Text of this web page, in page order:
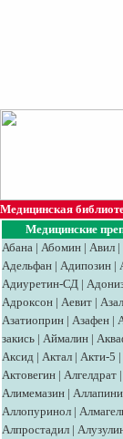
Медицинская
Медицинские
Абана | Абомин | Авил |
Адельфан | Адипозин |
Адиуретин-СД |
Адроксон | Аевит |
Азатиоприн | Азафен |
закись | Аймалин |
Аксид | Aктaл | Акти-5 |
Актовегин | Алгелдрат |
Алимемазин |
Аллопуринол |
Алпростадил |